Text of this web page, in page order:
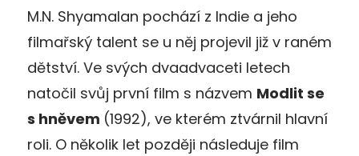
M.N. Shyamalan pochází z Indie a jeho
filmařský talent se u něj projevil již v raném
dětství. Ve svých dvaadvaceti letech
natočil svůj první film s názvem Modlit se
s hněvem (1992), ve kterém ztvárnil hlavní
roli. O několik let později následuje film